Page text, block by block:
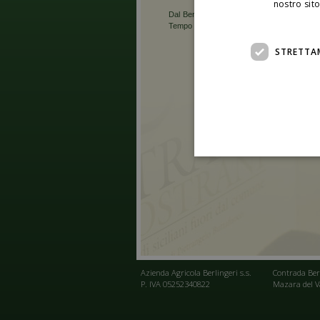
Dal BerlingeriResort, percorrere la SS
Tempo previsto circa 1h.
Azienda Agricola Berlingeri s.s.
P. IVA 05252340822
Contrada
Mazara del
nostro